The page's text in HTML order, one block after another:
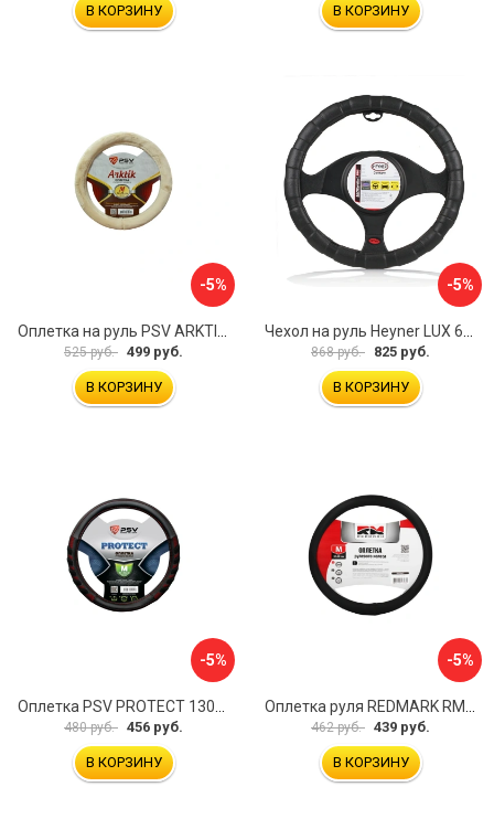
В КОРЗИНУ В КОРЗИНУ
-5%
525 руб. 499 руб.
В КОРЗИНУ
-5%
868 руб. 825 руб.
В КОРЗИНУ
-5%
Оплетка PSV PROTECT 130503
480 руб. 456 руб.
В КОРЗИНУ
-5%
Оплетка руля REDMARK RM78002
462 руб. 439 руб.
В КОРЗИНУ